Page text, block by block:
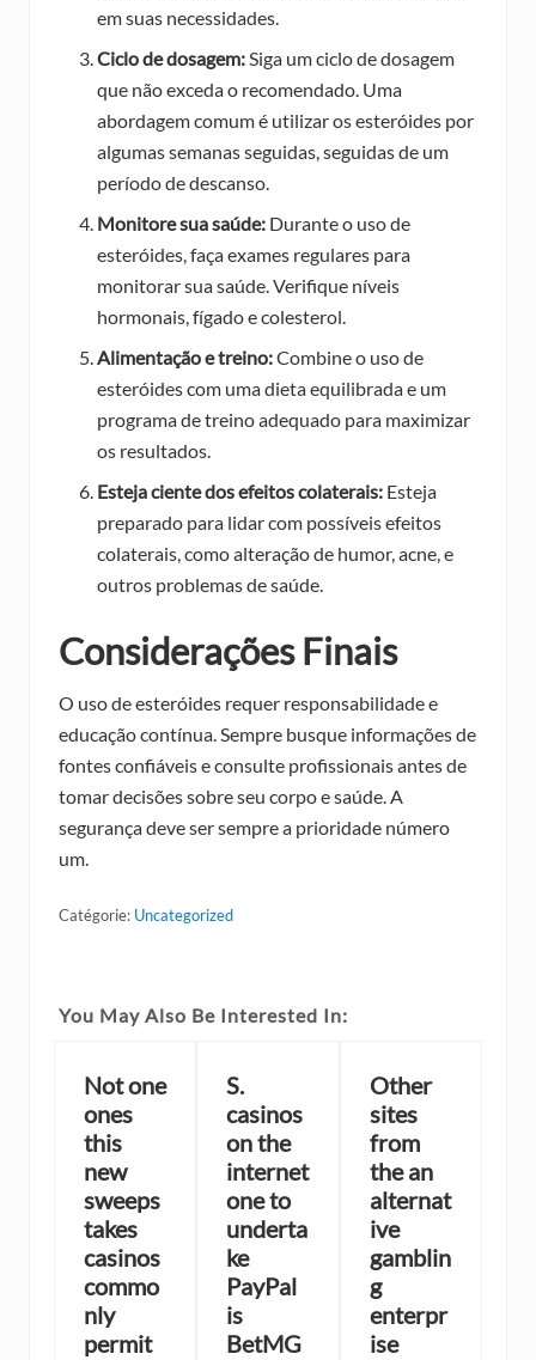
em suas necessidades.
Ciclo de dosagem:Siga um ciclo de dosagem
que não exceda o recomendado. Uma
abordagem comum é utilizar os esteróides por
algumas semanas seguidas, seguidas de um
período de descanso.
Monitore sua saúde: Durante o uso de
esteróides, faça exames regulares para
monitorar sua saúde. Verifique níveis
hormonais, fígado e colesterol.
Alimentação e treino:Combine o uso de
esteróides com uma dieta equilibrada e um
programa de treino adequado para maximizar
os resultados.
Esteja ciente dos efeitos colaterais: Esteja
preparado para lidar com possíveis efeitos
colaterais, como alteração de humor, acne, e
outros problemas de saúde.
Considerações Finais
O uso de esteróides requer responsabilidade e
educação contínua. Sempre busque informações de
fontes confiáveis e consulte profissionais antes de
tomar decisões sobre seu corpo e saúde. A
segurança deve ser sempre a prioridade número
um.
Catégorie: Uncategorized
You May Also Be Interested In:
Not one
ones
this
new
sweeps
takes
casinos
commo
nly
permit
S.
casinos
on the
internet
one to
underta
ke
PayPal
is
BetMG
Other
sites
from
the an
alternat
ive
gamblin
g
enterpr
ise